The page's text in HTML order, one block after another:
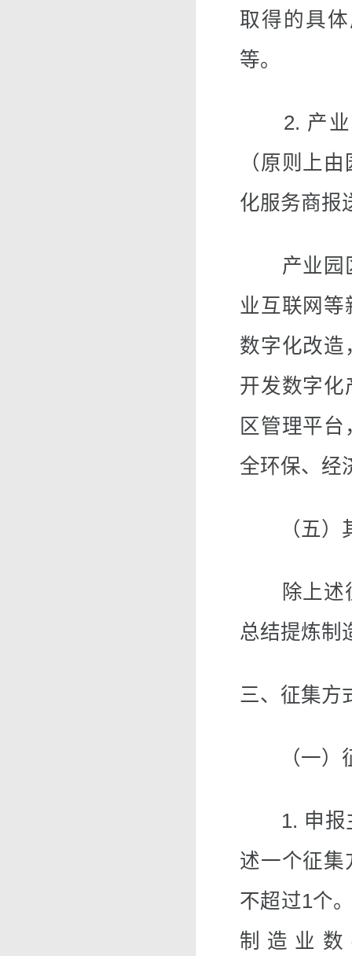
取得的具
等。
2. 产业
（原则上
化服务商报
产业园区
业互联网
数字化改造
开发数字化
区管理平
全环保、经
（五）
除上述征
总结提炼制
三、征集方
（一）
1. 申报主
述一个征集
不超过1个
制造业